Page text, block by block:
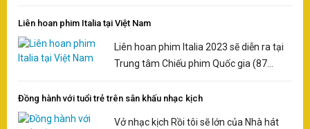
Liên hoan phim Italia tại Việt Nam
Liên hoan phim Italia 2023 sẽ diễn ra tại
Trung tâm Chiếu phim Quốc gia (87...
Đồng hành với tuổi trẻ trên sân khấu nhạc kịch
Vở nhạc kịch Rồi tôi sẽ lớn của Nhà hát